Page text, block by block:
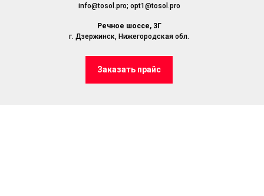
info@tosol.pro; opt1@tosol.pro
Речное шоссе, 3Г
г. Дзержинск, Нижегородская обл.
Заказать прайс